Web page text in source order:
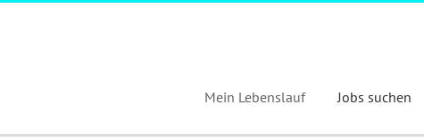
Mein Lebenslauf Jobs suchen